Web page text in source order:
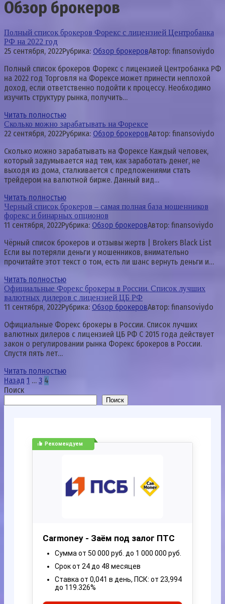
Обзор брокеров
Полный список брокеров Форекс с лицензией Центробанка
РФ на 2022 год
25 сентября, 2022Рубрика: Обзор брокеровАвтор: finansoviydo
Полный список брокеров Форекс с лицензией Центробанка РФ
на 2022 год Торговля на Форексе может принести неплохой
доход, если ответственно подойти к процессу. Необходимо
изучить структуру рынка, получить…
Читать полностью
Сколько можно зарабатывать на Форексе
22 сентября, 2022Рубрика: Обзор брокеровАвтор: finansoviydo
Сколько можно зарабатывать на Форексе Каждый человек,
который задумывается над тем, как заработать денег, не
выходя из дома, сталкивается с предложениями стать
трейдером на валютной бирже. Данный вид…
Читать полностью
Черный список брокеров – самая полная база мошенников
форекс и бинарных опционов
11 сентября, 2022Рубрика: Обзор брокеровАвтор: finansoviydo
Чёрный список брокеров и отзывы жертв | Brokers Black List
Если вы потеряли деньги у мошенников, внимательно
прочитайте этот текст о том, есть ли шанс вернуть деньги и…
Читать полностью
Официальные Форекс брокеры в России. Список лучших
валютных дилеров с лицензией ЦБ РФ
11 сентября, 2022Рубрика: Обзор брокеровАвтор: finansoviydo
Официальные Форекс брокеры в России. Список лучших
валютных дилеров с лицензией ЦБ РФ С 2015 года действует
закон о регулировании рынка Форекс брокеров в России.
Спустя пять лет…
Читать полностью
Пагинация
записей
Назад 1 … 3 4
Поиск
Поиск